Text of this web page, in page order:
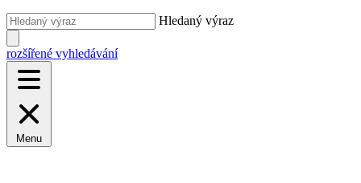
Hledaný výraz
rozšířené vyhledávání
Menu